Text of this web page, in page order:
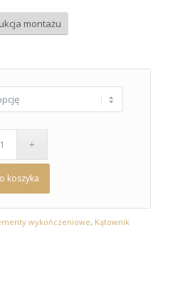
montażu
koszyka
wykończeniowe, Kątownik